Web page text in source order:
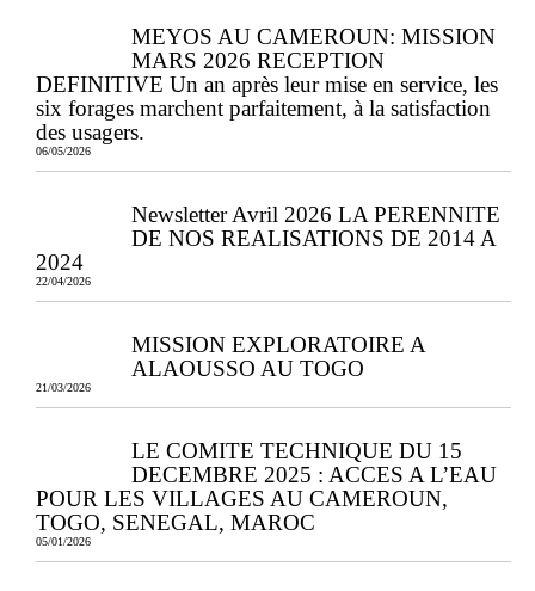
MEYOS AU CAMEROUN: MISSION
MARS 2026 RECEPTION
DEFINITIVE Un an après leur mise en service, les
six forages marchent parfaitement, à la satisfaction
des usagers.
06/05/2026
Newsletter Avril 2026 LA PERENNITE
DE NOS REALISATIONS DE 2014 A
2024
22/04/2026
MISSION EXPLORATOIRE A
ALAOUSSO AU TOGO
21/03/2026
LE COMITE TECHNIQUE DU 15
DECEMBRE 2025 : ACCES A L’EAU
POUR LES VILLAGES AU CAMEROUN,
TOGO, SENEGAL, MAROC
05/01/2026